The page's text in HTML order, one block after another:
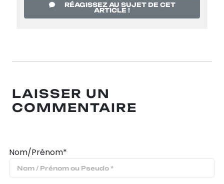
RÉAGISSEZ AU SUJET DE CET
ARTICLE !
LAISSER UN
COMMENTAIRE
Nom/Prénom*